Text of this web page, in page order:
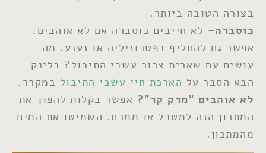
בצורה הטובה ביותר.
כוסברה– לא חייבים כוסברה אם לא אוהבים.
אפשר גם להחליף בפטרוזיליה או נענע. מה
עושים עם שארית צרור עשבי התיבול? בלינק
הבא הסבר על הארכת חיי עשבי התיבול במקרר.
לא אוהבים ״מרק קר״? אפשר בקלות להפוך את
המתכון הזה למטבל או ממרח. השמיטו את המים
מהמתכון.